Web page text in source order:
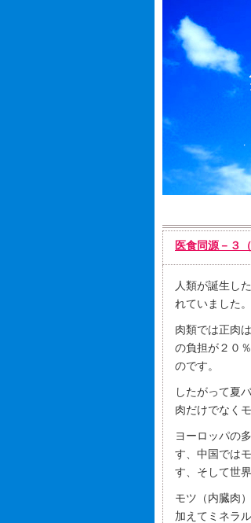
医食同源－３（
人類が誕生し
れていました。
肉類では正肉
の負担が２０
のです。
したがって夏
肉だけでなく
ヨーロッパの
す、中国では
す、そして世
モツ（内臓肉
加えてミネラ